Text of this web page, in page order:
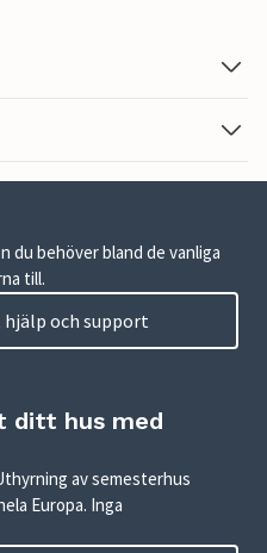
du behöver bland de vanliga
till.
och support
ditt hus med
av semesterhus
Europa. Inga